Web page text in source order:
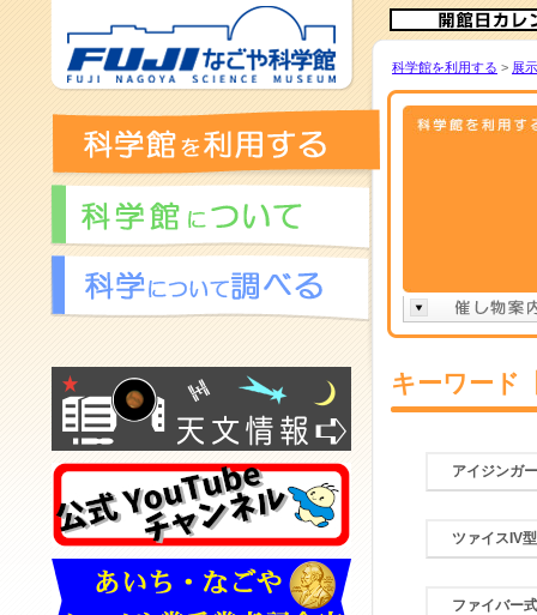
科学館を利用する > 展
キーワード
アイジンガ
ツァイスIV
ファイバー